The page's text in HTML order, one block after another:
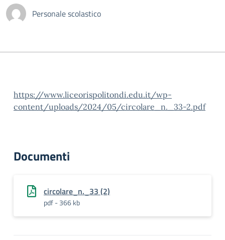
Personale scolastico
https://www.liceorispolitondi.edu.it/wp-
content/uploads/2024/05/circolare_n._33-2.pdf
Documenti
circolare_n._33 (2)
pdf - 366 kb